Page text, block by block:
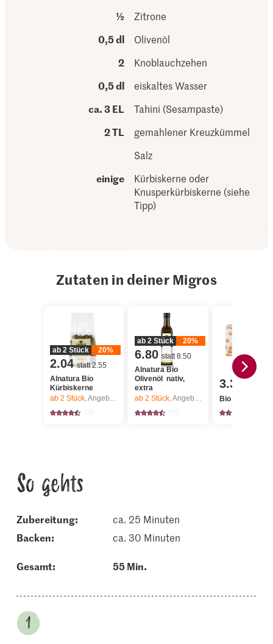
½
Zitrone
0,5 dl
Olivenöl
2
Knoblauchzehen
0,5 dl
eiskaltes Wasser
ca. 3 EL
Tahini (Sesampaste)
2 TL
gemahlener Kreuzkümmel
Salz
einige
Kürbiskerne oder
Knusperkürbiskerne (siehe
Tipp)
Zutaten in deiner Migros
ab 2 Stück 20%
2.04 statt 2.55
Alnatura Bio
Kürbiskerne
ab 2 Stück,Angebot gilt nur vom 6.8. bis 12.8.2026, solange Vorrat.
ab 2 Stück 20%
6.80 statt 8.50
Alnatura Bio
Olivenöl nativ,
extra
ab 2 Stück,Angebot gilt nur vom 6.8. bis 12.8.2026, solange Vorrat.
3.30
Bio
So gehts
Zubereitung:
ca. 25 Minuten
backen:
ca. 30 Minuten
Gesamt: 55 Min.